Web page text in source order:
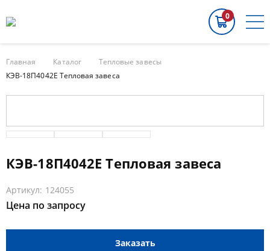
0
Главная Каталог
Тепловые завесы
КЭВ-18П4042E Тепловая завеса
КЭВ-18П4042E Тепловая завеса
Артикул: 124055
Цена по запросу
Заказать